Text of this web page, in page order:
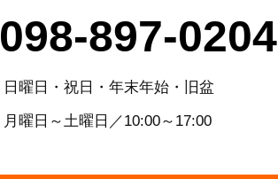
098-897-0204
日曜日・祝日・年末年始・旧盆
月曜日～土曜日／10:00～17:00